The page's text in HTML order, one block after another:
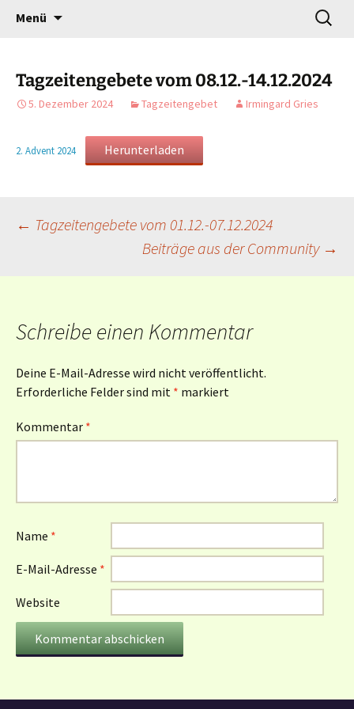
Willkommen!
Gottesdienst verändert
Menü
Suchen
nach:
Tagzeitengebete vom 08.12.-14.12.2024
5. Dezember 2024 Tagzeitengebet Irmingard Gries
2. Advent 2024 Herunterladen
Beitragsnavigation
← Tagzeitengebete vom 01.12.-07.12.2024
Beiträge aus der Community →
Schreibe einen Kommentar
Deine E-Mail-Adresse wird nicht veröffentlicht.
Erforderliche Felder sind mit * markiert
Kommentar *
Name *
E-Mail-Adresse *
Website